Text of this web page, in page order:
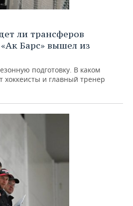
ли трансферов
Барс» вышел из
подготовку. В каком
и главный тренер